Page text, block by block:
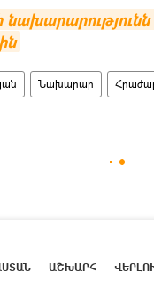
Նախարար
ԱՇԽԱՐՀ